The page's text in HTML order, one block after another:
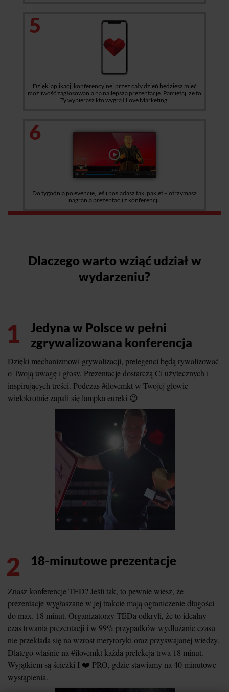
5
Dzięki aplikacji konferencyjnej przez cały dzień będziesz mieć
możliwość zagłosowania na najlepszą prezentację. Pamiętaj, że to
Ty wybierasz kto wygra I Love Marketing.
6
Do tygodnia po evencie, jeśli posiadasz taki pakiet – otrzymasz
nagrania prezentacji z konferencji.
Dlaczego warto wziąć udział w
wydarzeniu?
1
Jedyna w Polsce w pełni
zgrywalizowana konferencja
Dzięki mechanizmowi grywalizacji, prelegenci będą rywalizować
o Twoją uwagę i głosy. Prezentacje dostarczą Ci użytecznych i
inspirujących treści. Podczas #ilovemkt w Twojej głowie
wielokrotnie zapali się lampka eureki 😉
2 18-minutowe prezentacje
Znasz konferencje TED? Jeśli tak, to pewnie wiesz, że
prezentacje wygłaszane w jej trakcie mają ograniczenie długości
do max. 18 minut. Organizatorzy TEDa odkryli, że to idealny
czas trwania prezentacji i w 99% przypadków wydłużanie czasu
nie przekłada się na wzrost merytoryki oraz przyswajanej wiedzy.
Dlatego właśnie na #ilovemkt każda prelekcja trwa 18 minut.
Wyjątkiem są ścieżki I ❤️ PRO, gdzie stawiamy na 40-minutowe
wystąpienia.